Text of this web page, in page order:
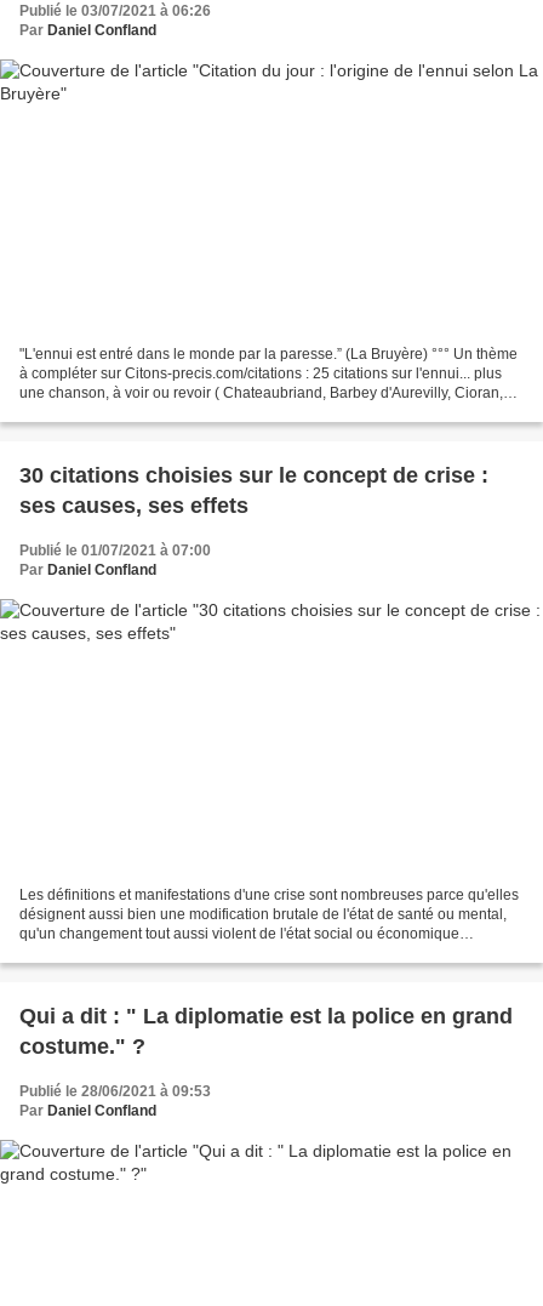
Publié le 03/07/2021 à 06:26
Par Daniel Confland
"L'ennui est entré dans le monde par la paresse.” (La Bruyère) °°° Un thème
à compléter sur Citons-precis.com/citations : 25 citations sur l'ennui... plus
une chanson, à voir ou revoir ( Chateaubriand, Barbey d'Aurevilly, Cioran,
30 citations choisies sur le concept de crise :
ses causes, ses effets
Publié le 01/07/2021 à 07:00
Par Daniel Confland
Les définitions et manifestations d'une crise sont nombreuses parce qu'elles
désignent aussi bien une modification brutale de l'état de santé ou mental,
qu'un changement tout aussi violent de l'état social ou économique
Qui a dit : " La diplomatie est la police en grand
costume." ?
Publié le 28/06/2021 à 09:53
Par Daniel Confland